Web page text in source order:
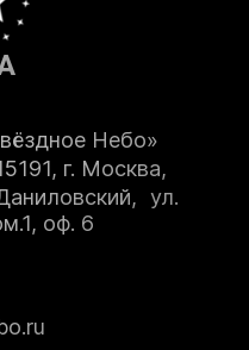
Небо»
г. Москва,
ул.
оф. 6